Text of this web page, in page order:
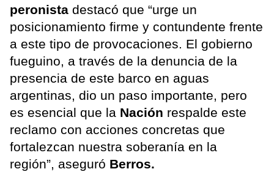
peronista destacó que “urge un
posicionamiento firme y contundente frente
a este tipo de provocaciones. El gobierno
fueguino, a través de la denuncia de la
presencia de este barco en aguas
argentinas, dio un paso importante, pero
es esencial que la Nación respalde este
reclamo con acciones concretas que
fortalezcan nuestra soberanía en la
región”, aseguró Berros.